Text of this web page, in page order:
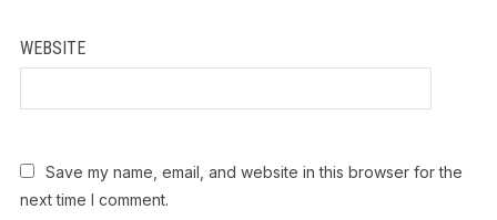
WEBSITE
Save my name, email, and website in this browser for the
next time I comment.